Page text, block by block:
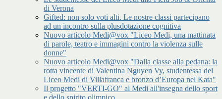
di Verona
Gifted: non solo voti alti. Le nostre classi partecipano
ad un incontro sulla plusdotazione cognitiva
Nuovo articolo Medi@vox "Liceo Medi, una mattinata
di parole, teatro e immagini contro la violenza sulle
donne"
Nuovo articolo Medi@vox "Dalla classe alla pedana: la
rotta vincente di Valentina Nguyen Vy, studentessa del
Liceo Medi di Villafranca e bronzo d’Europa nel Kata"
Il progetto "VERTI-GO" al Medi all'insegna dello sport